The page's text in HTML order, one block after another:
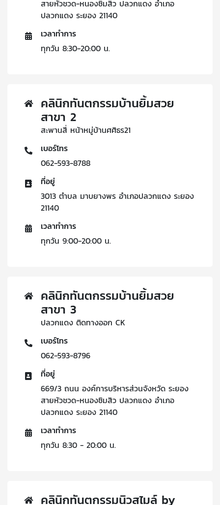
สายหัวชวด-หนองซิมสิว ปลวกแดง อำเภอ
ปลวกแดง ระยอง 21140
เวลาทำการ
ทุกวัน 8:30-20:00 น.
คลินิกทันตกรรมบ้านยิ้มสวย
สาขา 2
สะพานสี่ หน้าหมู่บ้านศศิธร21
เบอร์โทร
062-593-8788
ที่อยู่
3013 ตำบล มาบยางพร อำเภอปลวกแดง ระยอง
21140
เวลาทำการ
ทุกวัน 9:00-20:00 น.
คลินิกทันตกรรมบ้านยิ้มสวย
สาขา 3
ปลวกแดง ติดทางออก CK
เบอร์โทร
062-593-8796
ที่อยู่
669/3 ถนน องค์การบริหารส่วนจังหวัด ระยอง
สายหัวชวด-หนองซิมสิว ปลวกแดง อำเภอ
ปลวกแดง ระยอง 21140
เวลาทำการ
ทุกวัน 8:30 - 20:00 น.
คลินิกทันตกรรมนิวสไมล์ by